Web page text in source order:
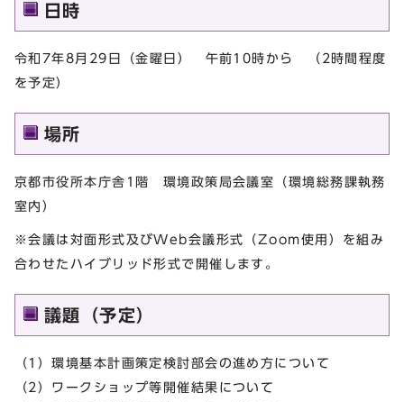
日時
令和7年8月29日（金曜日） 午前10時から （2時間程度
を予定）
場所
京都市役所本庁舎1階 環境政策局会議室（環境総務課執務
室内）
※会議は対面形式及びWeb会議形式（Zoom使用）を組み
合わせたハイブリッド形式で開催します。
議題（予定）
（1）環境基本計画策定検討部会の進め方について
（2）ワークショップ等開催結果について